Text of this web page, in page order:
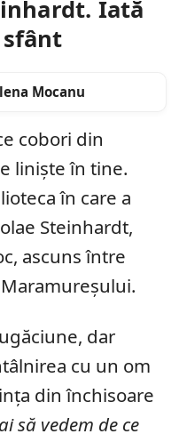
Iată
Mocanu
cobori din
liniște în tine.
în care a
Steinhardt,
ascuns între
dar
cu un om
din închisoare
să vedem de ce